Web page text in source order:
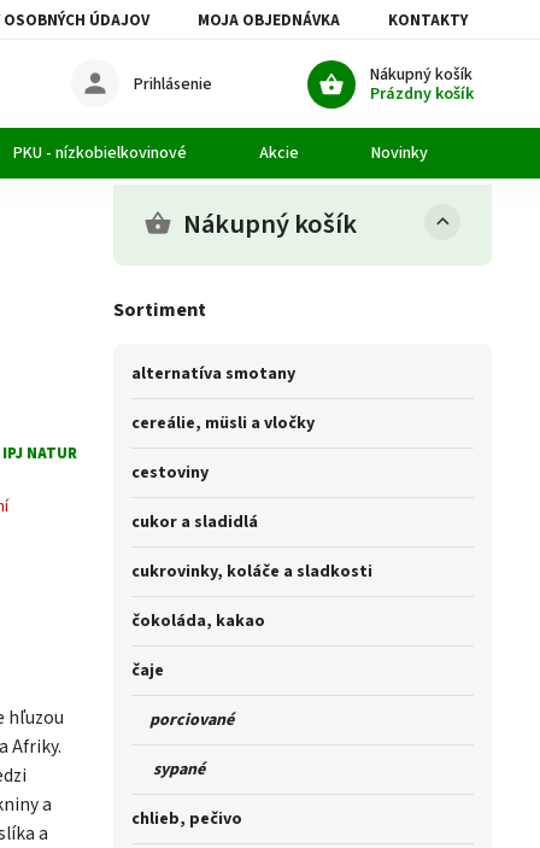
ÚDAJOV MOJA OBJEDNÁVKA KONTAKTY
Nákupný košík
Prázdny košík
Prihlásenie
PKU - nízkobielkovinové Akcie Novinky
Nákupný košík
Sortiment
alternatíva smotany
cereálie, müsli a vločky
cestoviny
cukor a sladidlá
cukrovinky, koláče a sladkosti
čokoláda, kakao
čaje
porciované
sypané
chlieb, pečivo
IPJ NATUR
hľuzou
Afriky.
a
a